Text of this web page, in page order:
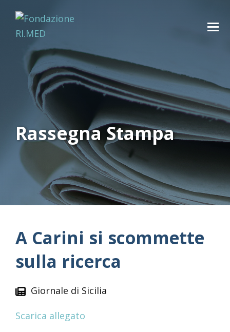
Rassegna Stampa
A Carini si scommette
sulla ricerca
Giornale di Sicilia
Scarica allegato